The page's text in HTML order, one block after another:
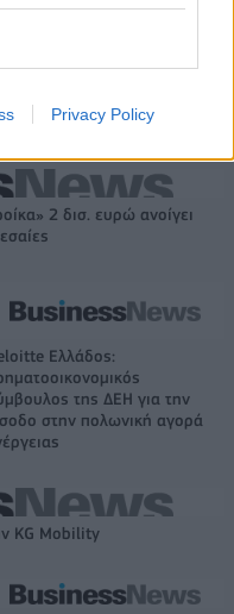
Privacy Policy
65 τη Δανία και παίζει
με τη Νορβηγία
2 δισ. ευρώ ανοίγει
Ελλάδος:
της ΔΕΗ για την
στην πολωνική αγορά
KG Mobility